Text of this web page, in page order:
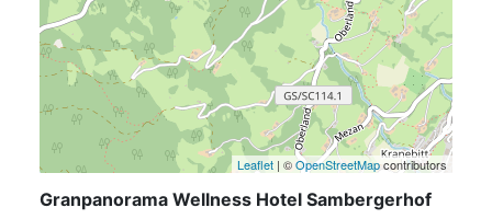
Leaflet | ©OpenStreetMapcontributors
Granpanorama Wellness Hotel Sambergerhof